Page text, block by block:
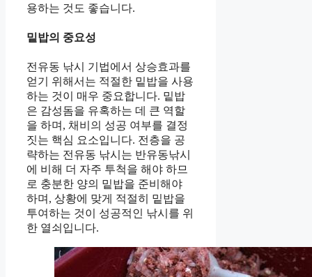
용하는 것도 좋습니다.
밑밥의 중요성
전유동 낚시 기법에서 상승효과를
얻기 위해서는 적절한 밑밥을 사용
하는 것이 매우 중요합니다. 밑밥
은 감성돔을 유혹하는 데 큰 역할
을 하며, 채비의 성공 여부를 결정
짓는 핵심 요소입니다. 전층을 공
략하는 전유동 낚시는 반유동낚시
에 비해 더 자주 투척을 해야 하므
로 충분한 양의 밑밥을 준비해야
하며, 상황에 맞게 적절히 밑밥을
투여하는 것이 성공적인 낚시를 위
한 열쇠입니다.